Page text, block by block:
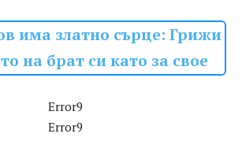
има златно сърце: Грижи
на брат си като за свое
Error9
Error9